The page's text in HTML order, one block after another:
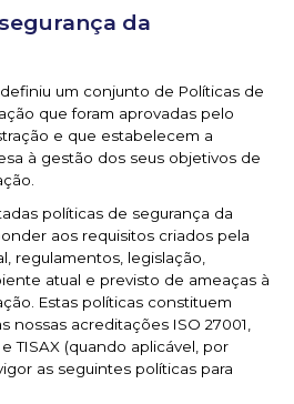
da
um conjunto de Políticas de
que foram aprovadas pelo
e que estabelecem a
à gestão dos seus objetivos de
políticas de segurança da
aos requisitos criados pela
regulamentos, legislação,
atual e previsto de ameaças à
Estas políticas constituem
nossas acreditações ISO 27001,
TISAX (quando aplicável, por
as seguintes políticas para